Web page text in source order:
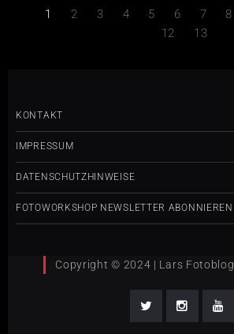
1 2 3 4 5 6 7 8
12
13
KONTAKT
IMPRESSUM
DATENSCHUTZHINWEISE
FOTOWORKSHOP NEWSLETTER ABONNIEREN
Copyright © 2024 | Lars